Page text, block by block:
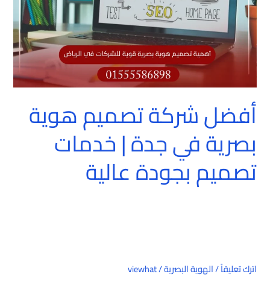
أفضل شركة تصميم هوية
بصرية في جدة | خدمات
تصميم بجودة عالية
اترك تعليقاً/الهوية البصرية/
viewhat
جدة
خدمات
تصميم
بجودة
عالية